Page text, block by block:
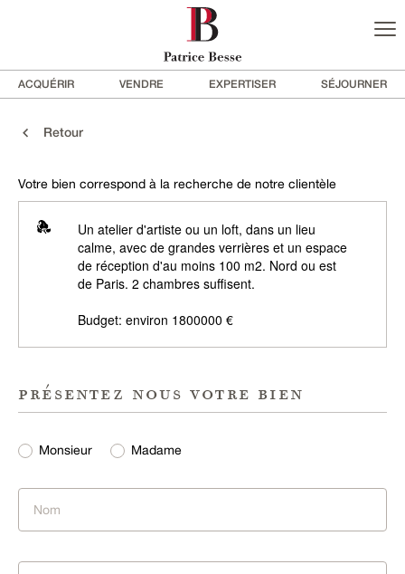
ACQUÉRIR VENDRE EXPERTISER SÉJOURNER
Retour
Votre bien correspond à la recherche de notre clientèle
Un atelier d'artiste ou un loft, dans un lieu
calme, avec de grandes verrières et un espace
de réception d'au moins 100 m2. Nord ou est
de Paris. 2 chambres suffisent.
Budget: environ 1800000 €
présentez nous votre bien
Monsieur Madame